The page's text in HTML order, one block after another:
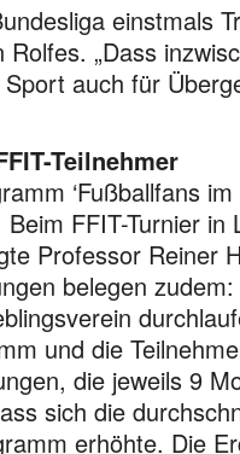
einstmals
„Dass
auch für
Teilnehmer
‘Fußballfans
FFIT-Turnier
Professor Reiner
belegen
und die
die jeweils 9
sich die
erhöhte. Die